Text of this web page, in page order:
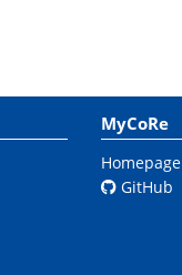
MyCoRe
Homepage
GitHub